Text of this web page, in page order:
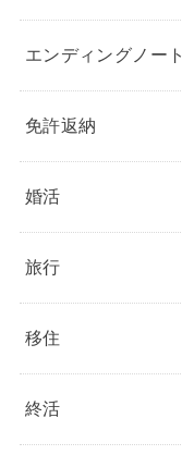
エンディングノート
免許返納
婚活
旅行
移住
終活